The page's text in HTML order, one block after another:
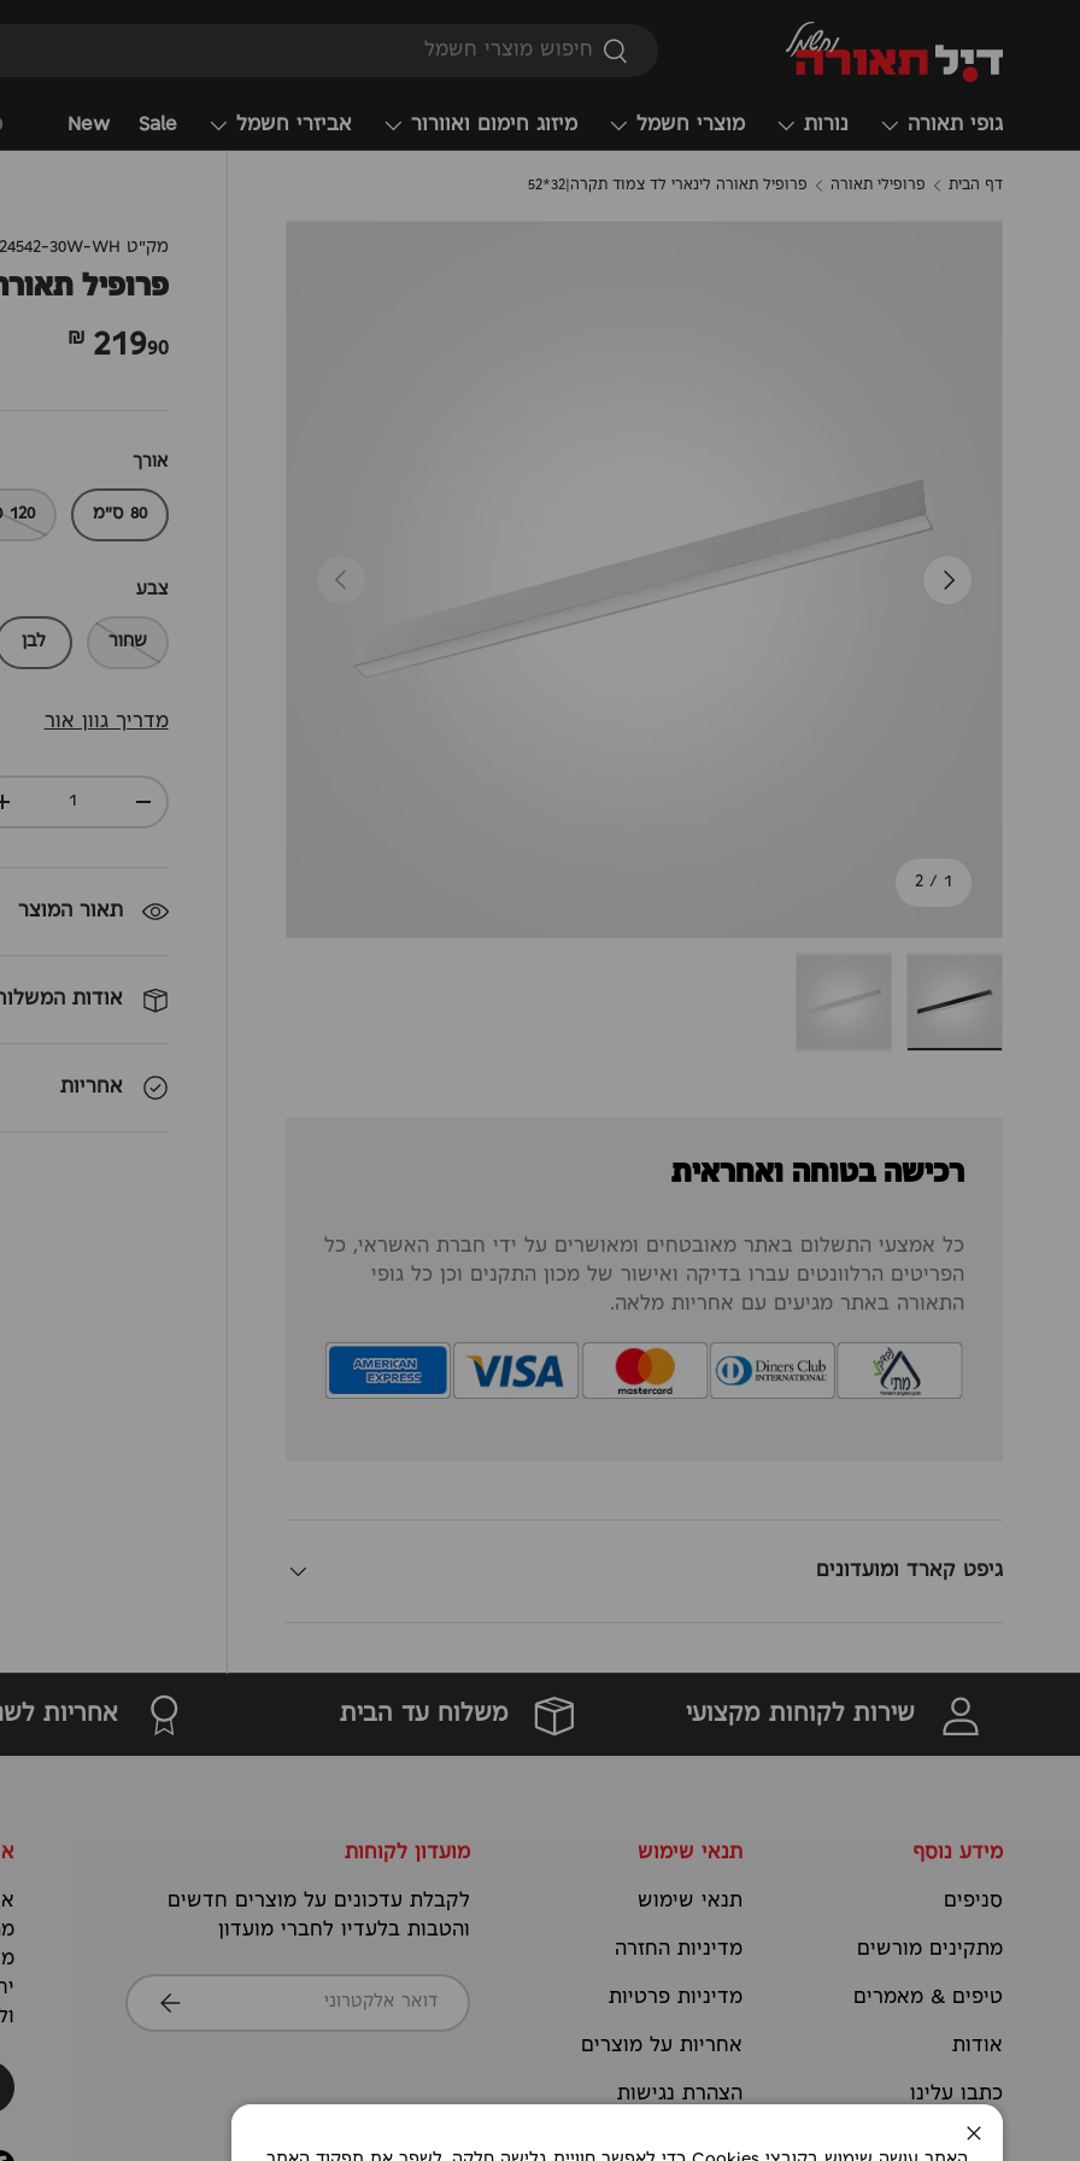
חיפוש
חיפוש
גופי תאורה נורות מוצרי חשמל מיזוג חימום ואוורור אביזרי חשמל Sale
New
דף הבית פרופילי תאורה פרופיל תאורה לינארי לד צמוד תקרה|32*52
חזרה
1
/ מתוך
2
הבא
מק"ט 30W-WH
פרופיל תאורה
21990 ₪
אורך
80 ס"מ 120 ס"מ
צבע
שחור לבן
מדריך גוון אור
כמות
+
תאור המוצר
אודות
אחריות
רכישה בטוחה ואחראית
כל אמצעי התשלום באתר מאובטחים ומאושרים על ידי חברת האשראי, כל
הפריטים הרלוונטים עברו בדיקה ואישור של מכון התקנים וכן כל גופי
התאורה באתר מגיעים עם אחריות מלאה.
גיפט קארד ומועדונים
שירות לקוחות מקצועי משלוח עד הבית אחריות
מידע נוסף
סניפים
מתקינים מורשים
טיפים & מאמרים
אודות
כתבו עלינו
יצירת קשר
תנאי שימוש
תנאי שימוש
מדיניות החזרה
מדיניות פרטיות
אחריות על מוצרים
הצהרת נגישות
מועדון לקוחות
לקבלת עדכונים על מוצרים חדשים
והטבות בלעדיו לחברי מועדון
דואר אלקטרוני
הרשמה